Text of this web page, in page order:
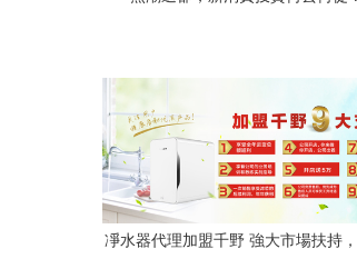
凈水器代理加盟千野 強大市場扶持